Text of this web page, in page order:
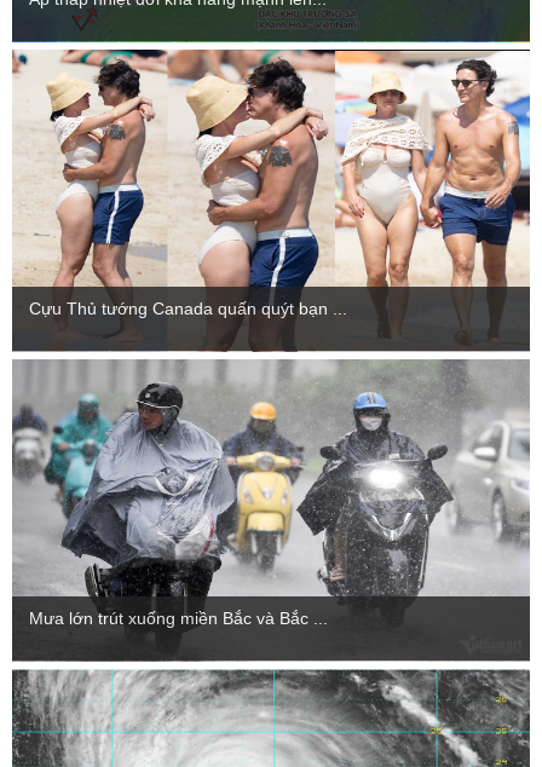
Cựu Thủ tướng Canada quấn quýt bạn ...
Mưa lớn trút xuống miền Bắc và Bắc ...